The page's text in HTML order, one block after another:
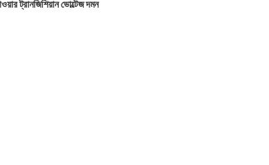
ট্রানজিশিয়ান ভোল্টেজ দমন